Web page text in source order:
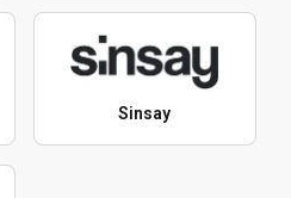
Sinsay